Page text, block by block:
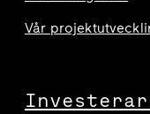
Vår